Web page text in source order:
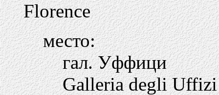
Florence
место:
гал. Уффици
Galleria degli Uffizi